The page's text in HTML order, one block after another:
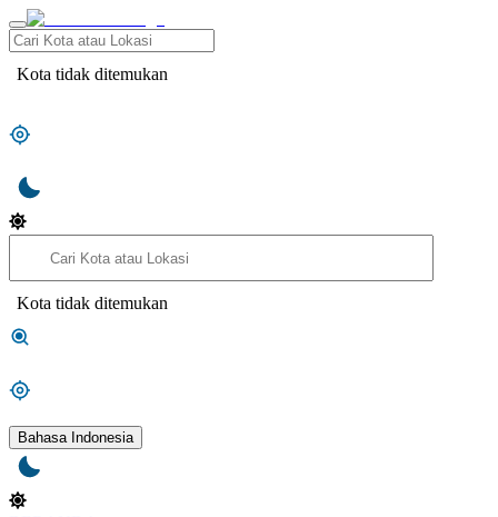
Kota tidak ditemukan
Kota tidak ditemukan
Bahasa Indonesia